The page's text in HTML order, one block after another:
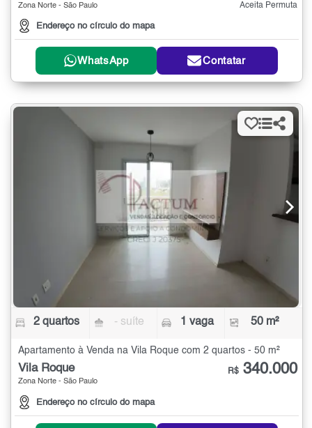
Zona Norte - São Paulo
Endereço no círculo do mapa
Aceita Permuta
WhatsApp Contatar
2 quartos - suíte 1 vaga 50 m²
Apartamento à Venda na Vila Roque com 2 quartos - 50 m²
Vila Roque
Zona Norte - São Paulo
Endereço no círculo do mapa
R$ 340.000